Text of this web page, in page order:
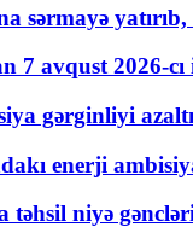
sərmayə
7 avqust 2026-
gərginliyi
enerji
niyə